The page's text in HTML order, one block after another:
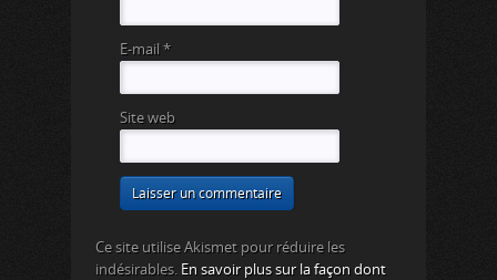
E-mail *
Site web
Ce site utilise Akismet pour réduire les
indésirables. En savoir plus sur la façon dont